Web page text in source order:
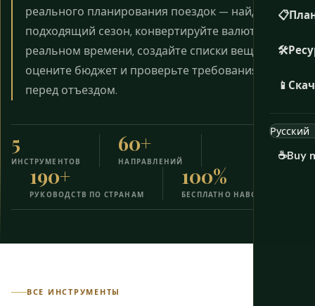
📋
🛠️
📱
☕Buy
реального планирования поездок — найдите
подходящий сезон, конвертируйте валюты в
реальном времени, создайте списки вещей,
оцените бюджет и проверьте требования к визе
перед отъездом.
5
ИНСТРУМЕНТОВ
60+
НАПРАВЛЕНИЙ
190+
РУКОВОДСТВ ПО СТРАНАМ
100%
БЕСПЛАТНО НАВСЕГДА
ВСЕ ИНСТРУМЕНТЫ